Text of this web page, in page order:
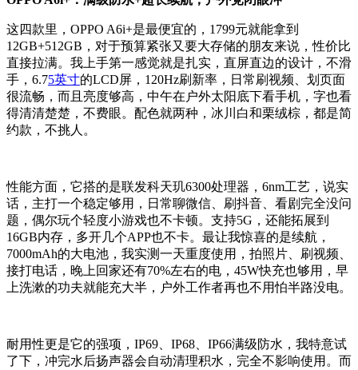
这四款里，OPPO A6i+是最便宜的，1799元就能拿到
12GB+512GB，对于预算紧张又要大存储的朋友来说，性价比
直接拉满。我上手第一感觉就是扎实，直屏直边的设计，不滑
手，6.75英寸的LCD屏，120Hz刷新率，日常刷视频、划页面
很流畅，而且亮度够高，中午在户外太阳底下看手机，字也看
得清清楚楚，不费眼。配色就两种，冰川白和栗绒棕，都是简
约款，不挑人。
性能方面，它搭的是联发科天玑6300处理器，6nm工艺，说实
话，主打一个稳定够用，日常聊微信、刷抖音、看剧完全没问
题，偶尔玩个轻度小游戏也不卡顿。支持5G，还能拓展到
16GB内存，多开几个APP也不卡。最让我惊喜的是续航，
7000mAh的大电池，我实测一天重度使用，拍照片、刷视频、
接打电话，晚上回家还有70%左右的电，45W快充也够用，早
上洗漱的功夫就能充大半，户外工作者再也不用怕半路没电。
耐用性更是它的强项，IP69、IP68、IP66满级防水，我特意试
了下，冲完水后扬声器会自动清理积水，完全不影响使用。而